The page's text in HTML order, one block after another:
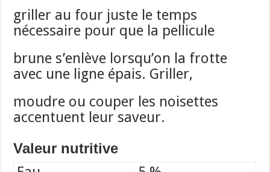
griller au four juste le temps
nécessaire pour que la pellicule
brune s’enlève lorsqu’on la frotte
avec une ligne épais. Griller,
moudre ou couper les noisettes
accentuent leur saveur.
Valeur nutritive